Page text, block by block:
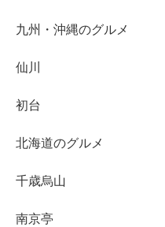
九州・沖縄のグルメ
仙川
初台
北海道のグルメ
千歳烏山
南京亭